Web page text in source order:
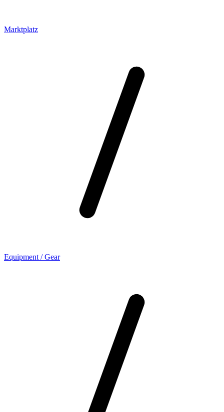
Marktplatz
Equipment / Gear